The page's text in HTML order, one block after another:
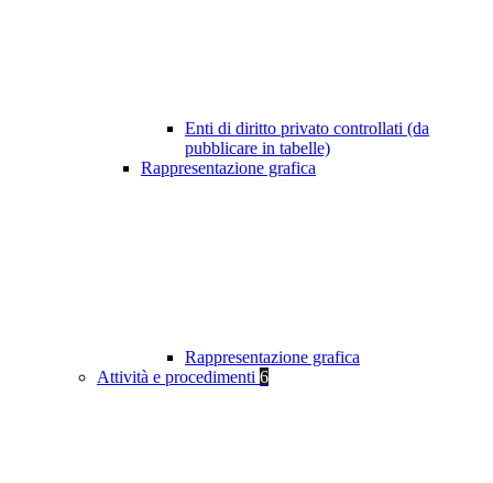
Enti di diritto privato controllati (da
pubblicare in tabelle)
Rappresentazione grafica
Rappresentazione grafica
Attività e procedimenti 6